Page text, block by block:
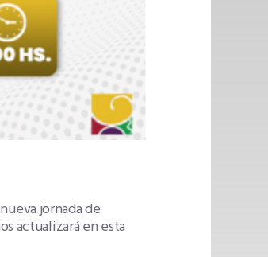
jornada de
actualizará en esta